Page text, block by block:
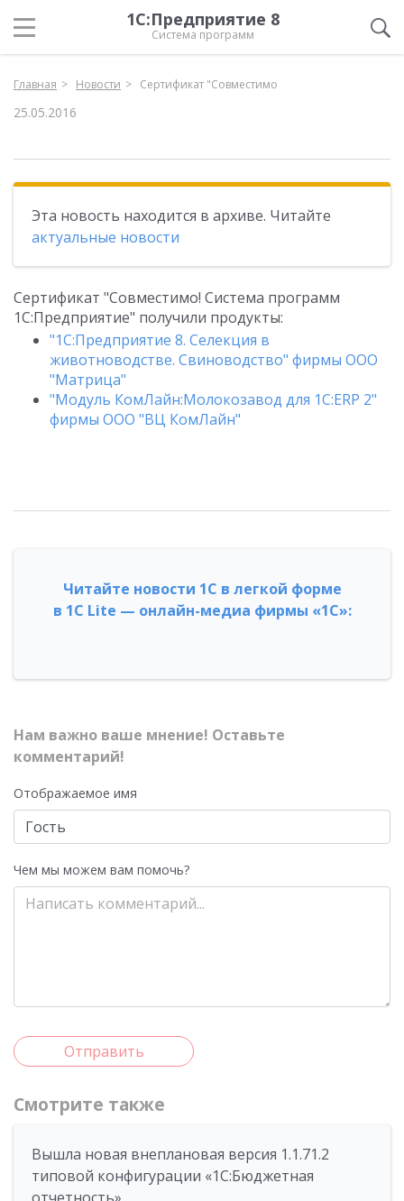
1С:Предприятие 8
Система программ
Главная Новости Сертификат "Совместимо
25.05.2016
Эта новость находится в архиве. Читайте
актуальные новости
Сертификат "Совместимо! Система программ
1С:Предприятие" получили продукты:
"1С:Предприятие 8. Селекция в
животноводстве. Свиноводство" фирмы ООО
"Матрица"
"Модуль КомЛайн:Молокозавод для 1С:ERP 2"
фирмы ООО "ВЦ КомЛайн"
Читайте новости 1С в легкой форме
в 1С Lite — онлайн-медиа фирмы «1С»:
Нам важно ваше мнение! Оставьте
комментарий!
Отображаемое имя
Чем мы можем вам помочь?
Отправить
Смотрите также
Вышла новая внеплановая версия 1.1.71.2
типовой конфигурации «1C:Бюджетная